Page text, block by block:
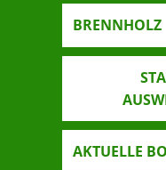
BRENNHOLZ
AKTUELLE